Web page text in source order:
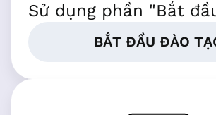
Sử dụng phần "Bắt
BẮT ĐẦU ĐÀO